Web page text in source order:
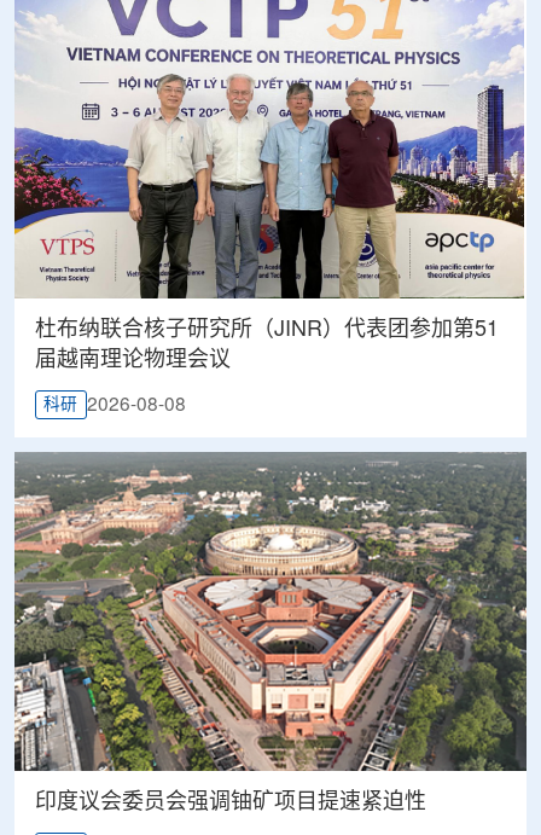
杜布纳联合核子研究所（JINR）代表团参加第51
届越南理论物理会议
科研 2026-08-08
印度议会委员会强调铀矿项目提速紧迫性